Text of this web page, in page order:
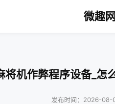
微趣网
将机作弊程序设备_怎
发布时间：2026-08-